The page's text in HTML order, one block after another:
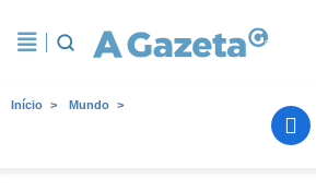
Início Mundo